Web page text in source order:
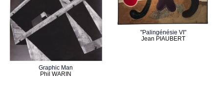
Graphic Man
Phil WARIN
"Palingénésie VI"
Jean PIAUBERT